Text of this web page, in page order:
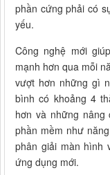
phần cứng phải có
yếu.
Công nghệ mới
mạnh hơn qua mỗi
vượt hơn những gì
bình có khoảng 4
hơn và những
phần mềm như
phân giải màn hình
ứng dụng mới.